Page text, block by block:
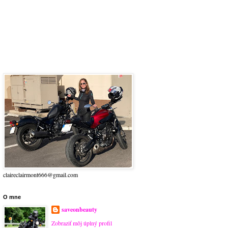
claireclairmont666@gmail.com
O mne
saveonbeauty
Zobraziť môj úplný profil